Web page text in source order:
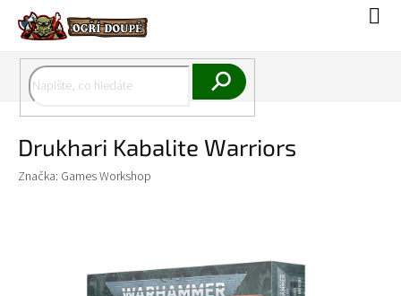
obsah
Drukhari Kabalite Warriors
Značka: Games Workshop